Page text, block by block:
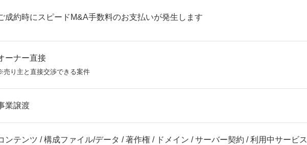
成約時にスピードM&A手数料のお支払いが発生します
ーナー直接
り主と直接交渉できる案件
業譲渡
ンテンツ / 構成ファイル/データ / 著作権 / ドメイン / サーバー契約 / 利用中サービス